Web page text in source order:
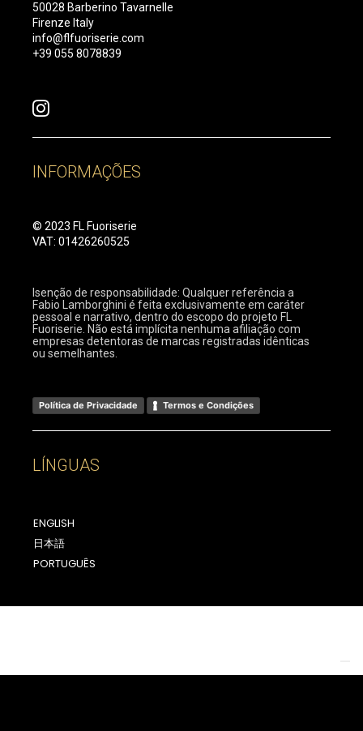
50028 Barberino Tavarnelle
Firenze Italy
info@flfuoriserie.com
+39 055 8078839
INFORMAÇÕES
© 2023 FL Fuoriserie
VAT: 01426260525
Isenção de responsabilidade: Qualquer referência a
Fabio Lamborghini é feita exclusivamente em caráter
pessoal e narrativo, dentro do escopo do projeto FL
Fuoriserie. Não está implícita nenhuma afiliação com
empresas detentoras de marcas registradas idênticas
ou semelhantes.
Política de Privacidade Termos e Condições
LÍNGUAS
ENGLISH
日本語
PORTUGUÊS